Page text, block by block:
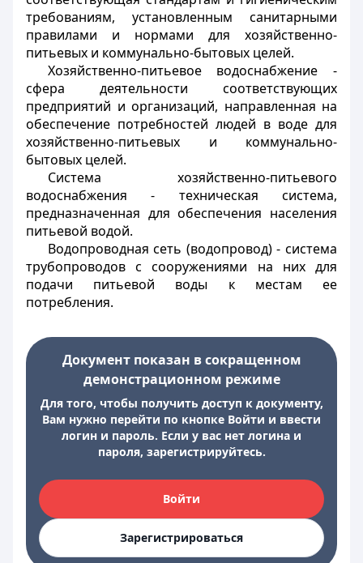
требованиям, установленным санитарными
правилами и нормами для хозяйственно-
питьевых и коммунально-бытовых целей.
Хозяйственно-питьевое водоснабжение -
сфера деятельности соответствующих
предприятий и организаций, направленная на
обеспечение потребностей людей в воде для
хозяйственно-питьевых и коммунально-
бытовых целей.
Система хозяйственно-питьевого
водоснабжения - техническая система,
предназначенная для обеспечения населения
питьевой водой.
Водопроводная сеть (водопровод) - система
трубопроводов с сооружениями на них для
подачи питьевой воды к местам ее
потребления.
Документ показан в сокращенном
демонстрационном режиме
Для того, чтобы получить доступ к документу,
Вам нужно перейти по кнопке Войти и ввести
логин и пароль. Если у вас нет логина и
пароля, зарегистрируйтесь.
Войти
Зарегистрироваться